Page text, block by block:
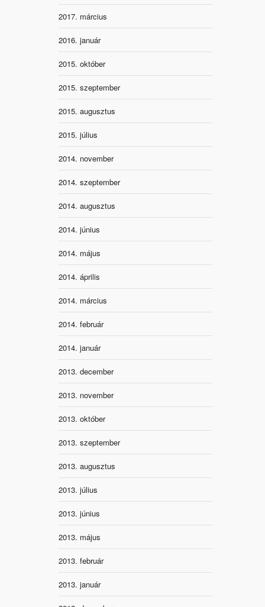
2017. március
2016. január
2015. október
2015. szeptember
2015. augusztus
2015. július
2014. november
2014. szeptember
2014. augusztus
2014. június
2014. május
2014. április
2014. március
2014. február
2014. január
2013. december
2013. november
2013. október
2013. szeptember
2013. augusztus
2013. július
2013. június
2013. május
2013. február
2013. január